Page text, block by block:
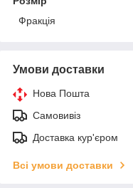
Фракція
Умови доставки
Нова Пошта
Самовивіз
Доставка кур'єром
Всі умови доставки